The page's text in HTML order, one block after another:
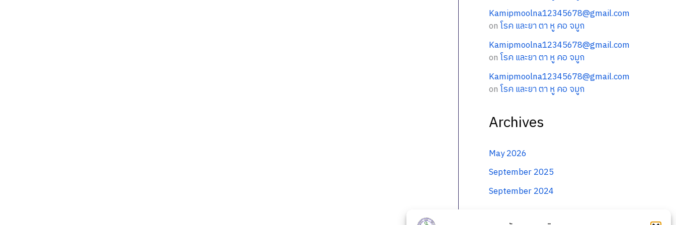
Kamipmoolna12345678@gmail.com
onโรค และยา ตา หู คอ จมูก
Kamipmoolna12345678@gmail.com
onโรค และยา ตา หู คอ จมูก
Kamipmoolna12345678@gmail.com
onโรค และยา ตา หู คอ จมูก
Archives
May 2026
September 2025
September 2024